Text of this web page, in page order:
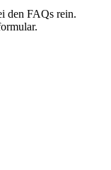
den FAQs rein.